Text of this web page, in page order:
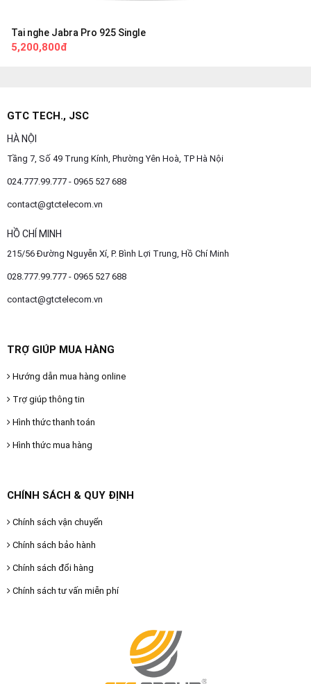
Tai nghe Jabra Pro 925 Single
5,200,800đ
GTC TECH., JSC
HÀ NỘI
Tầng 7, Số 49 Trung Kính, Phường Yên Hoà, TP Hà Nội
024.777.99.777 - 0965 527 688
contact@gtctelecom.vn
HỒ CHÍ MINH
215/56 Đường Nguyễn Xí, P. Bình Lợi Trung, Hồ Chí Minh
028.777.99.777 - 0965 527 688
contact@gtctelecom.vn
TRỢ GIÚP MUA HÀNG
Hướng dẫn mua hàng online
Trợ giúp thông tin
Hình thức thanh toán
Hình thức mua hàng
CHÍNH SÁCH & QUY ĐỊNH
Chính sách vận chuyển
Chính sách bảo hành
Chính sách đổi hàng
Chính sách tư vấn miễn phí